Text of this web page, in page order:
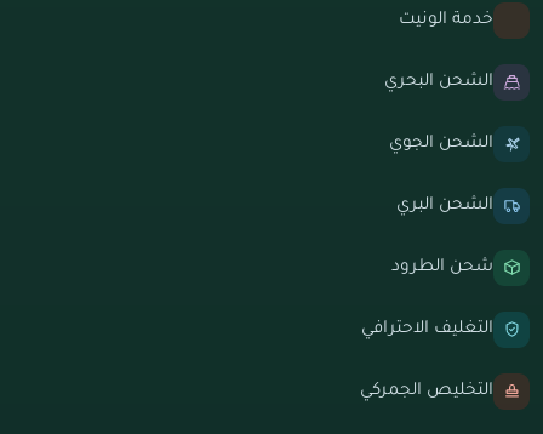
خدمة الونيت
الشحن البحري
الشحن الجوي
الشحن البري
شحن الطرود
التغليف الاحترافي
التخليص الجمركي